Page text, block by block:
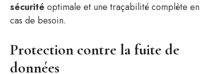
sécurité optimale et une traçabilité complète en
cas de besoin.
Protection contre la fuite de
données